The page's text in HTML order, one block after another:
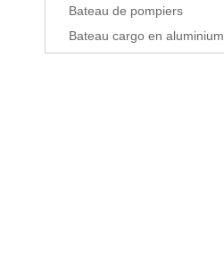
Bateau de pompiers
Bateau cargo en aluminium